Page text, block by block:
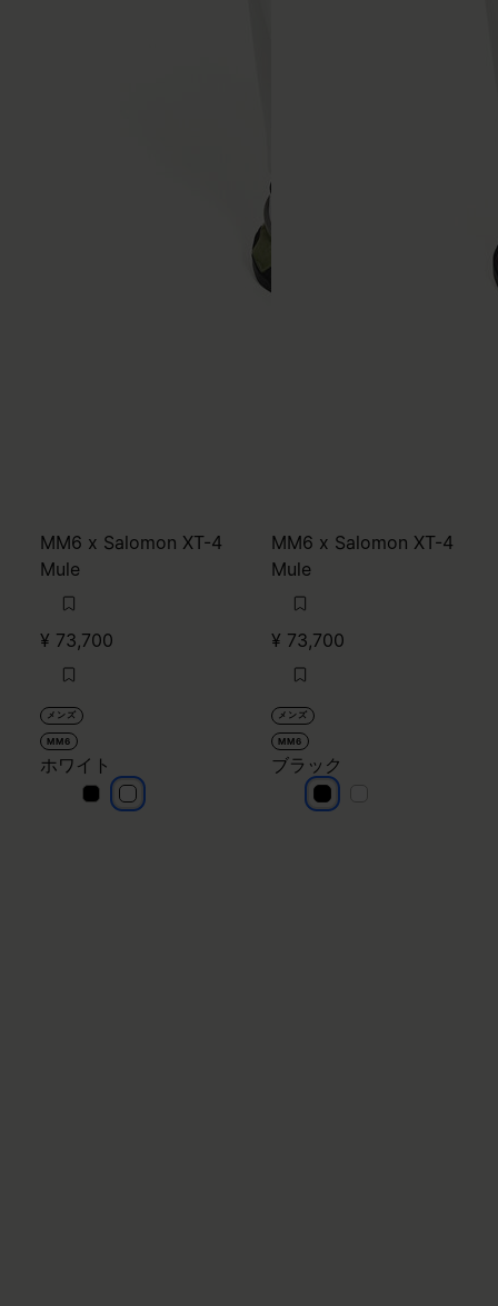
MM6 x Salomon XT-4
Mule
¥ 73,700
メンズ
MM6
ホワイト
ホワイトホワイト
MM6 x Salomon XT-4
Mule
¥ 73,700
メンズ
MM6
ブラック
ブラック